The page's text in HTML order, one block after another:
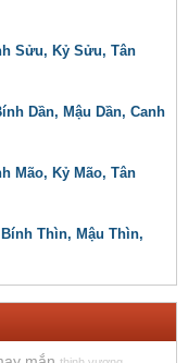
Sửu, Kỷ Sửu, Tân
Dần, Mậu Dần, Canh
Mão, Kỷ Mão, Tân
Thìn, Mậu Thìn,